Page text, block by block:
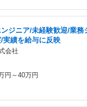
ジニア/未経験歓迎/業
実績を給与に反映
会社
円～40万円